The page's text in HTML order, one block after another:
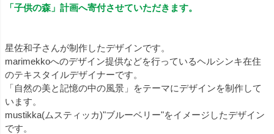
「子供の森」計画へ寄付させていただきます。
星佐和子さんが制作したデザインです。
marimekkoへのデザイン提供などを行っているヘルシンキ在住
のテキスタイルデザイナーです。
「自然の美と記憶の中の風景」をテーマにデザインを制作して
います。
mustikka(ムスティッカ)"ブルーベリー"をイメージしたデザイン
です。